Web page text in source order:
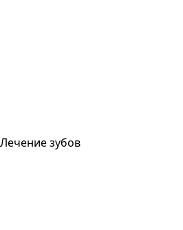
Лечение зубов